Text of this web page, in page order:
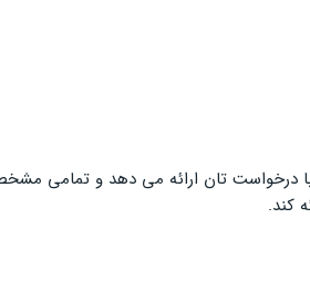
درخواست تان ارائه می دهد و تمامی
کند.